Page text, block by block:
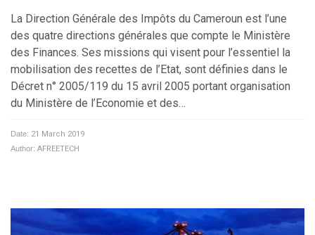
La Direction Générale des Impôts du Cameroun est l’une
des quatre directions générales que compte le Ministère
des Finances. Ses missions qui visent pour l’essentiel la
mobilisation des recettes de l’Etat, sont définies dans le
Décret n° 2005/119 du 15 avril 2005 portant organisation
du Ministère de l’Economie et des…
Date: 21 March 2019
Author: AFREETECH